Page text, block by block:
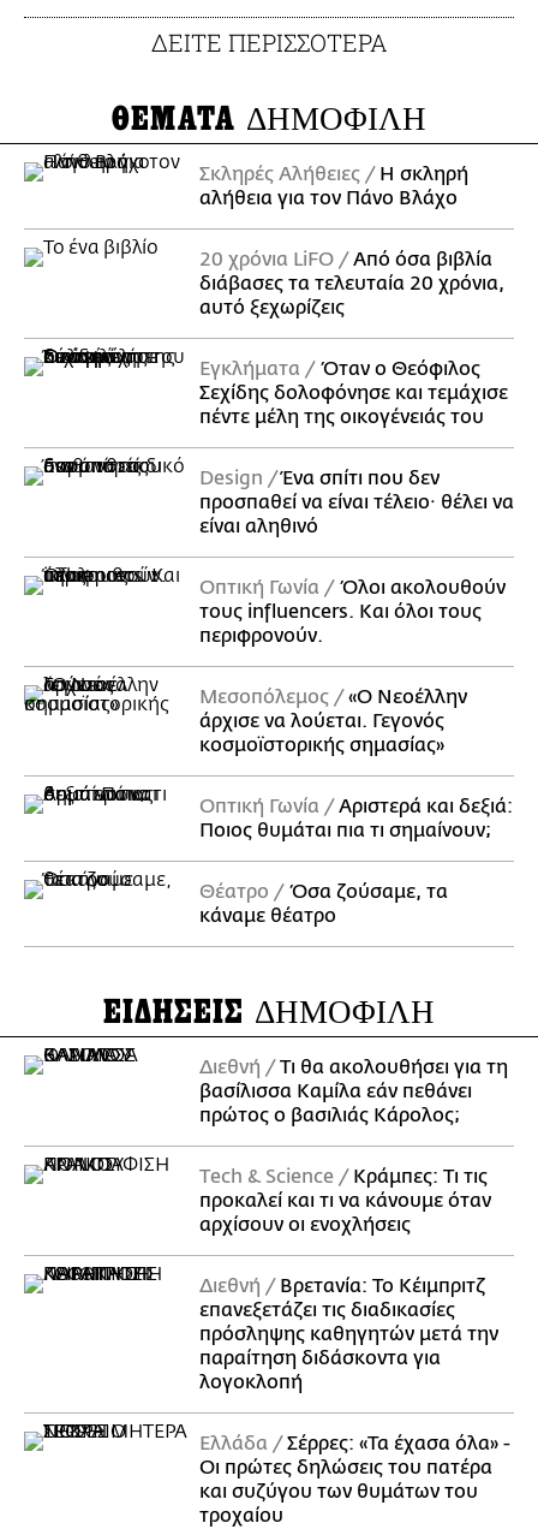
ΔΕΙΤΕ ΠΕΡΙΣΣΟΤΕΡΑ
ΘΕΜΑΤΑ ΔΗΜΟΦΙΛΗ
Σκληρές Αλήθειες
H σκληρή
αλήθεια για τον Πάνο Βλάχο
20 χρόνια LiFO
Από όσα βιβλία
διάβασες τα τελευταία 20 χρόνια,
αυτό ξεχωρίζεις
Εγκλήματα
Όταν ο Θεόφιλος
Σεχίδης δολοφόνησε και τεμάχισε
πέντε μέλη της οικογένειάς του
Design
Ένα σπίτι που δεν
προσπαθεί να είναι τέλειο· θέλει να
είναι αληθινό
Οπτική Γωνία
Όλοι ακολουθούν
τους influencers. Και όλοι τους
περιφρονούν.
Μεσοπόλεμος
«Ο Νεοέλλην
άρχισε να λούεται. Γεγονός
κοσμοϊστορικής σημασίας»
Οπτική Γωνία
Αριστερά και δεξιά:
Ποιος θυμάται πια τι σημαίνουν;
Θέατρο
Όσα ζούσαμε, τα
κάναμε θέατρο
ΕΙΔΗΣΕΙΣ ΔΗΜΟΦΙΛΗ
Διεθνή
Τι θα ακολουθήσει για τη
βασίλισσα Καμίλα εάν πεθάνει
πρώτος ο βασιλιάς Κάρολος;
Τech & Science
Κράμπες: Τι τις
προκαλεί και τι να κάνουμε όταν
αρχίσουν οι ενοχλήσεις
Διεθνή
Βρετανία: Το Κέιμπριτζ
επανεξετάζει τις διαδικασίες
πρόσληψης καθηγητών μετά την
παραίτηση διδάσκοντα για
λογοκλοπή
Ελλάδα
Σέρρες: «Τα έχασα όλα» -
Οι πρώτες δηλώσεις του πατέρα
και συζύγου των θυμάτων του
τροχαίου